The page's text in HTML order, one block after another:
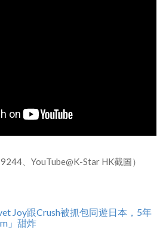
、YouTube@K-Star HK截圖）
Joy跟Crush被抓包同遊日本，5年
」甜炸